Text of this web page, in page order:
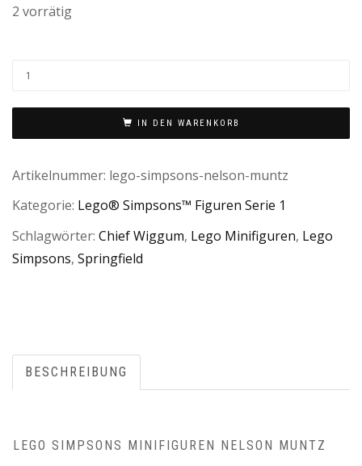
2 vorrätig
IN DEN WARENKORB
Artikelnummer: lego-simpsons-nelson-muntz
Kategorie: Lego® Simpsons™ Figuren Serie 1
Schlagwörter: Chief Wiggum, Lego Minifiguren, Lego
Simpsons, Springfield
BESCHREIBUNG
LEGO SIMPSONS MINIFIGUREN NELSON MUNTZ